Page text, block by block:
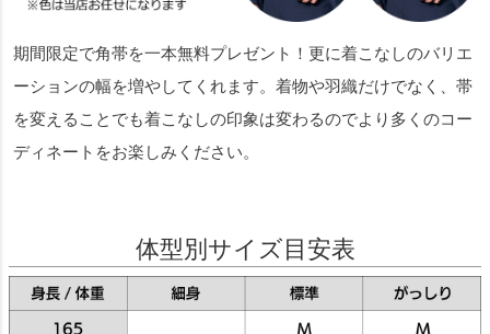
期間限定で角帯を一本無料プレゼント！更に着こなしのバリエ
ーションの幅を増やしてくれます。着物や羽織だけでなく、帯
を変えることでも着こなしの印象は変わるのでより多くのコー
ディネートをお楽しみください。
体型別サイズ目安表